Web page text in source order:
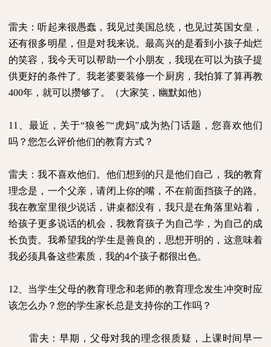
雷夫：听起来很愚蠢，我见过美国总统，也见过英国女皇，
还有很多明星，但是对我来说。最高兴的是看到小孩子灿烂
的笑容，我今天可以帮助一个小朋友，我现在可以为孩子提
供更好的条件了。我老婆要装修一个厨房，我怕算了算再教
400年，就可以攒够了。（大家笑，幽默如他）
11
、最近，关于“狼爸”“虎妈”成为热门话题，您喜欢他们
吗？您怎么评价他们的教育方式？
雷夫：我不喜欢他们。他们想到的只是他们自己，我的教育
理念是，一个父亲，请闭上你的嘴，不在前面挡孩子的路。
我在教室里很少说话，讲桌都没有，我只是在角落里站着，
给孩子更多说话的机会，我教育孩子为自己学，为自己的成
长负责。我希望我的学生是善良的，思想开明的，这意味着
我必须具备这些素质，我的4个孩子都很出色。
12 、当学生父母的教育理念和老师的教育理念发生冲突时应
该怎么办？您的学生家长总是支持你的工作吗？
雷夫：早期，父母对我的理念很质疑，上课时间早一